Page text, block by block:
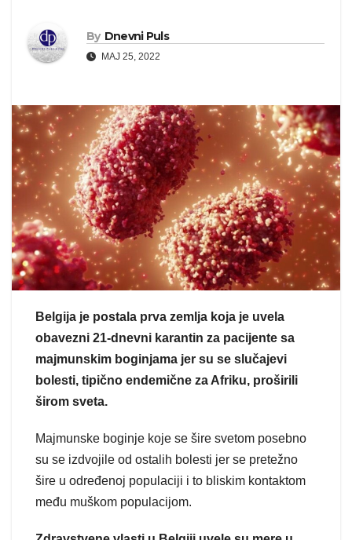
By Dnevni Puls
MAJ 25, 2022
Belgija je postala prva zemlja koja je uvela
obavezni 21-dnevni karantin za pacijente sa
majmunskim boginjama jer su se slučajevi
bolesti, tipično endemične za Afriku, proširili
širom sveta.
Majmunske boginje koje se šire svetom posebno
su se izdvojile od ostalih bolesti jer se pretežno
šire u određenoj populaciji i to bliskim kontaktom
među muškom populacijom.